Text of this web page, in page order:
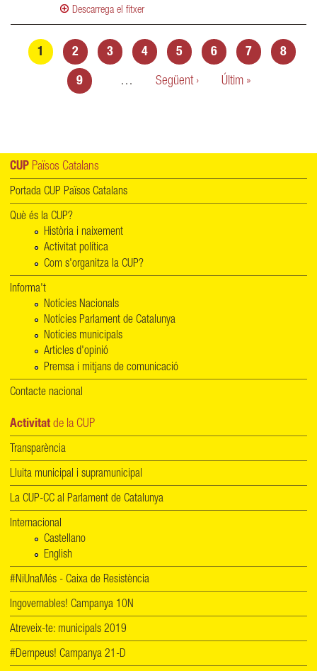
Descarrega el fitxer
Pàgines
1 2 3 4 5 6 7 8
9 … Següent › Últim »
CUP Països Catalans
Portada CUP Països Catalans
Què és la CUP?
Història i naixement
Activitat política
Com s'organitza la CUP?
Informa't
Notícies Nacionals
Notícies Parlament de Catalunya
Notícies municipals
Articles d'opinió
Premsa i mitjans de comunicació
Contacte nacional
Activitat de la CUP
Transparència
Lluita municipal i supramunicipal
La CUP-CC al Parlament de Catalunya
Internacional
Castellano
English
#NiUnaMés - Caixa de Resistència
Ingovernables! Campanya 10N
Atreveix-te: municipals 2019
#Dempeus! Campanya 21-D